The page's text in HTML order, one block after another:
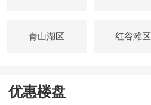
青山湖区 红谷滩区
优惠楼盘